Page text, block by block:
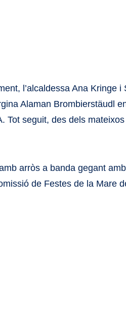
l’alcaldessa Ana
Alaman Brombierstäudl
Tot seguit, des dels
arròs a banda gegant
de Festes de la Mare